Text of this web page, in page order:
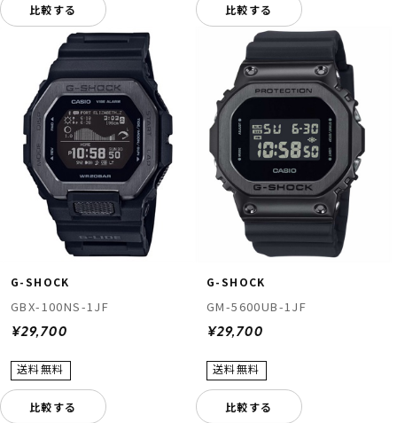
比較する 比較する
G-SHOCK
GBX-100NS-1JF
¥29,700
比較する
G-SHOCK
GM-5600UB-1JF
¥29,700
比較する